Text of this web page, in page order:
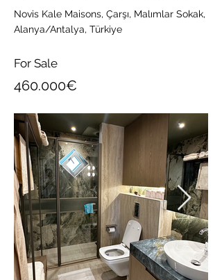
Novis Kale Maisons, Çarşı, Malımlar Sokak,
Alanya/Antalya, Türkiye
For Sale
460.000€